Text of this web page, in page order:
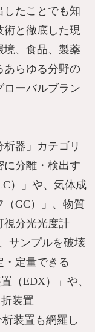
したことでも知
術と徹底した現
境、食品、製薬
あらゆる分野の
ローバルブラン
器」カテゴリ
に分離・検出す
）」や、気体成
GC）」、物質
視分光光度計
サンプルを破壊
定量できる
（EDX）」や、
装置
装置も網羅し